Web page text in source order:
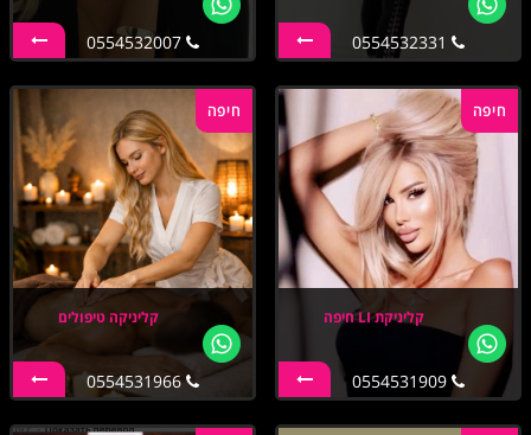
0554532007
חיפה
קליניקת LI חיפה
0554531909
חיפה
קליניקה טיפולים
0554531966